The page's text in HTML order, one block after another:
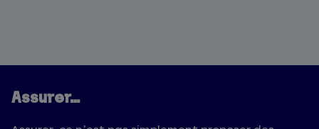
Assurer…